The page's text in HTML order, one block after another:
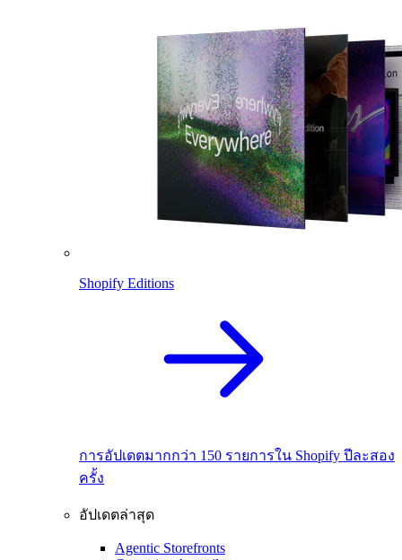
Shopify Editions
การอัปเดตมากกว่า 150 รายการใน Shopify ปีละสอง
ครั้ง
อัปเดตล่าสุด
Agentic Storefronts